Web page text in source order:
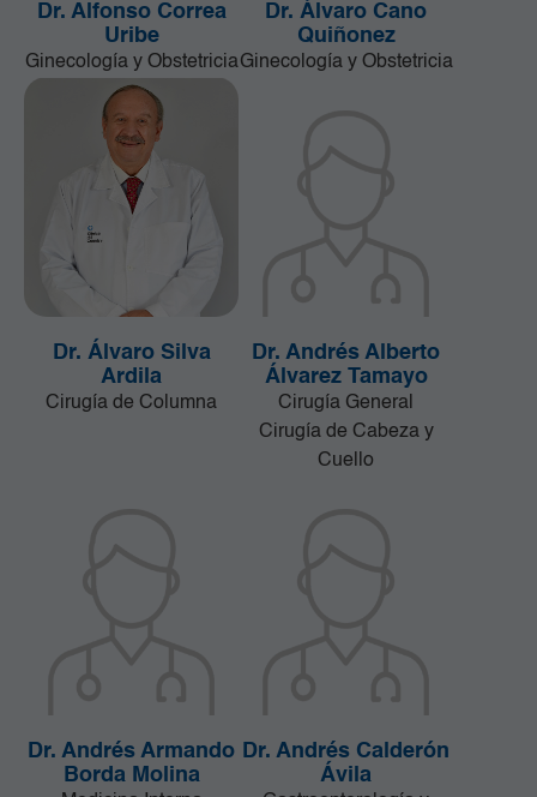
Dr. Alfonso Correa
Uribe
Ginecología y Obstetricia
Dr. Álvaro Cano
Quiñonez
Ginecología y Obstetricia
Dr. Álvaro Silva
Ardila
Cirugía de Columna
Dr. Andrés Alberto
Álvarez Tamayo
Cirugía General
Cirugía de Cabeza y
Cuello
Dr. Andrés Armando
Borda Molina
Dr. Andrés Calderón
Ávila